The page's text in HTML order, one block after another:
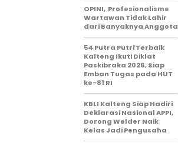
OPINI, Profesionalisme
Wartawan Tidak Lahir
dari Banyaknya Anggota
54 Putra Putri Terbaik
Kalteng Ikuti Diklat
Paskibraka 2026, Siap
Emban Tugas pada HUT
ke-81 RI
KBLI Kalteng Siap Hadiri
Deklarasi Nasional APPI,
Dorong Welder Naik
Kelas Jadi Pengusaha